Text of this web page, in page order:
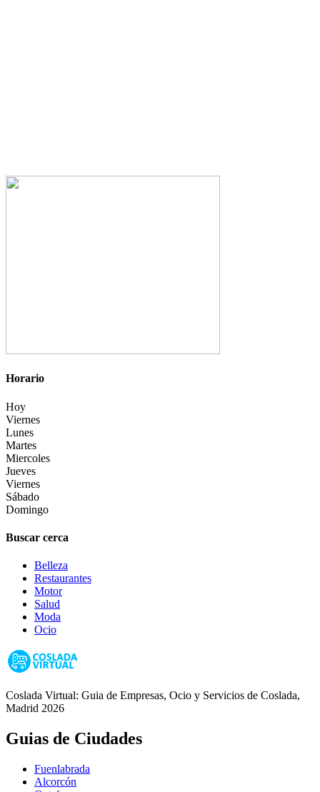
Horario
Hoy
Viernes
Lunes
Martes
Miercoles
Jueves
Viernes
Sábado
Domingo
Buscar cerca
Belleza
Restaurantes
Motor
Salud
Moda
Ocio
Coslada Virtual: Guia de Empresas, Ocio y Servicios de Coslada,
Madrid 2026
Guias de Ciudades
Fuenlabrada
Alcorcón